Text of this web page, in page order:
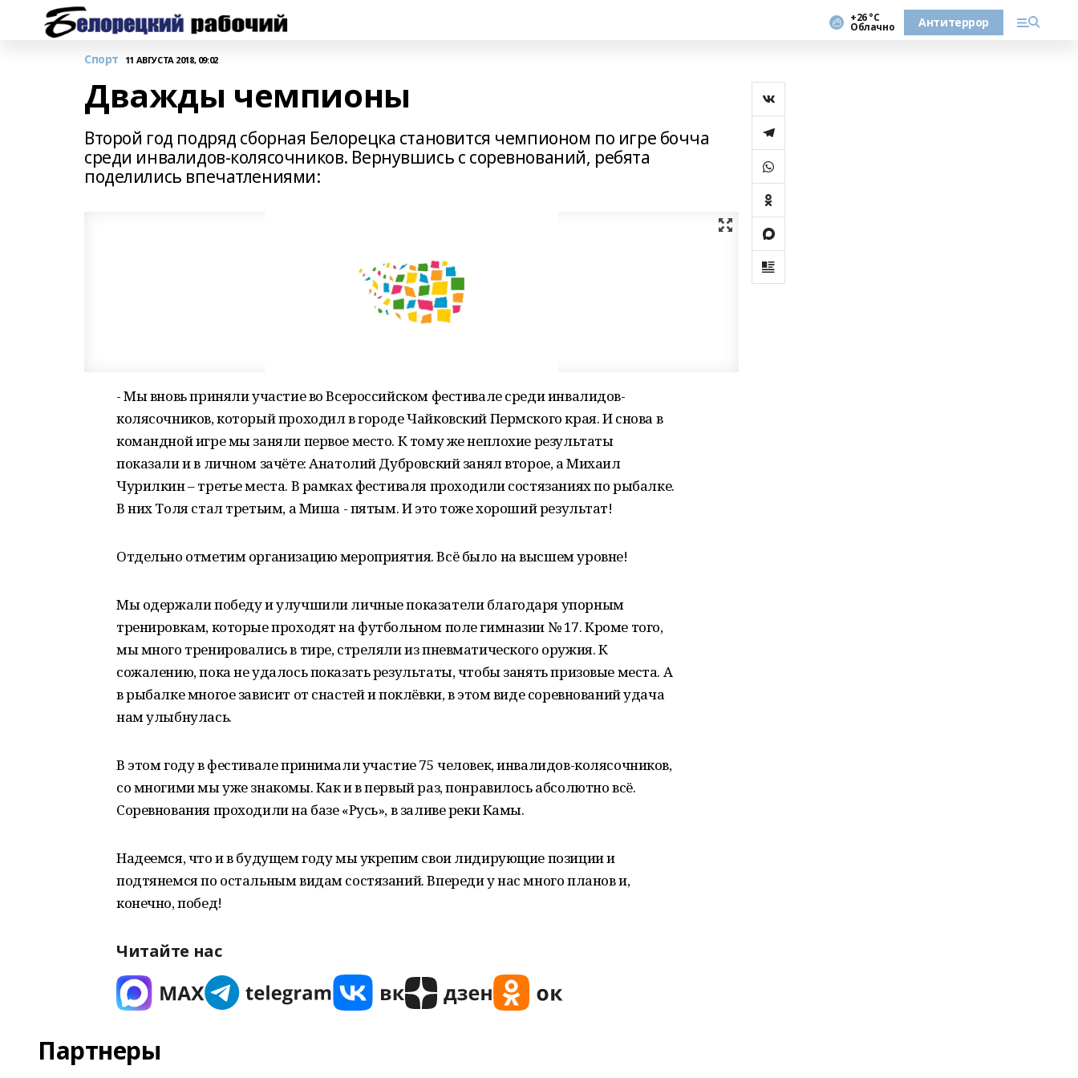
+26 °С
Облачно Антитеррор
Спорт 11 АВГУСТА 2018, 09:02
Дважды чемпионы
Второй год подряд сборная Белорецка становится чемпионом по игре бочча
среди инвалидов-колясочников. Вернувшись с соревнований, ребята
поделились впечатлениями:
- Мы вновь приняли участие во Всероссийском фестивале среди инвалидов-
колясочников, который проходил в городе Чайковский Пермского края. И снова в
командной игре мы заняли первое место. К тому же неплохие результаты
показали и в личном зачёте: Анатолий Дубровский занял второе, а Михаил
Чурилкин – третье места. В рамках фестиваля проходили состязаниях по рыбалке.
В них Толя стал третьим, а Миша - пятым. И это тоже хороший результат!
Отдельно отметим организацию мероприятия. Всё было на высшем уровне!
Мы одержали победу и улучшили личные показатели благодаря упорным
тренировкам, которые проходят на футбольном поле гимназии № 17. Кроме того,
мы много тренировались в тире, стреляли из пневматического оружия. К
сожалению, пока не удалось показать результаты, чтобы занять призовые места. А
в рыбалке многое зависит от снастей и поклёвки, в этом виде соревнований удача
нам улыбнулась.
В этом году в фестивале принимали участие 75 человек, инвалидов-колясочников,
со многими мы уже знакомы. Как и в первый раз, понравилось абсолютно всё.
Соревнования проходили на базе «Русь», в заливе реки Камы.
Надеемся, что и в будущем году мы укрепим свои лидирующие позиции и
подтянемся по остальным видам состязаний. Впереди у нас много планов и,
конечно, побед!
Читайте нас
Партнеры